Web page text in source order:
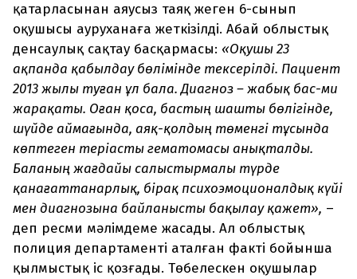
қатарласынан аяусыз таяқ жеген 6-сынып
оқушысы ауруханаға жеткізілді. Абай облыстық
денсаулық сақтау басқармасы: «Оқушы 23
ақпанда қабылдау бөлімінде тексерілді. Пациент
2013 жылы туған ұл бала. Диагноз – жабық бас-ми
жарақаты. Оған қоса, бастың шашты бөлігінде,
шүйде аймағында, аяқ-қолдың төменгі тұсында
көптеген теріасты гематомасы анықталды.
Баланың жағдайы салыстырмалы түрде
қанағаттанарлық, бірақ психоэмоционалдық күйі
мен диагнозына байланысты бақылау қажет», –
деп ресми мәлімдеме жасады. Ал облыстық
полиция департаменті аталған факті бойынша
қылмыстық іс қозғады. Төбелескен оқушылар